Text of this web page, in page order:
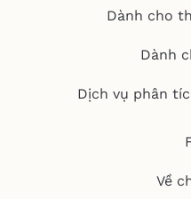
Dành cho
Dành
Dịch vụ phân
Về